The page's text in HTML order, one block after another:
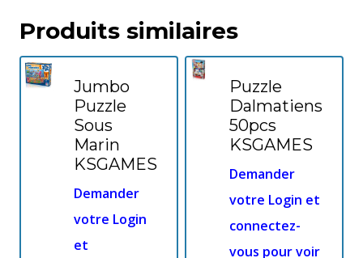
Produits similaires
Jumbo
Puzzle
Sous
Marin
KSGAMES
Demander
votre Login
et
Puzzle
Dalmatiens
50pcs
KSGAMES
Demander
votre Login et
connectez-
vous pour voir